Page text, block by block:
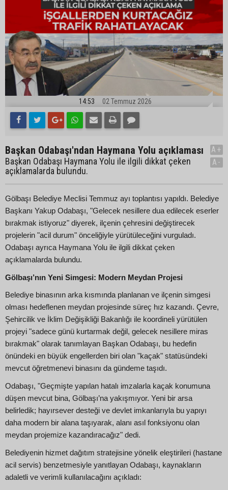
14:53 02 Temmuz 2026
Başkan Odabaşı'ndan Haymana Yolu açıklaması
Başkan Odabaşı Haymana Yolu ile ilgili dikkat çeken
açıklamalarda bulundu.
A+
A-
Gölbaşı Belediye Meclisi Temmuz ayı toplantısı yapıldı. Belediye
Başkanı Yakup Odabaşı, "Gelecek nesillere dua edilecek eserler
bırakmak istiyoruz" diyerek, ilçenin çehresini değiştirecek
projelerin "acil durum" önceliğiyle yürütüleceğini vurguladı.
Odabaşı ayrıca Haymana Yolu ile ilgili dikkat çeken
açıklamalarda bulundu.
Gölbaşı’nın Yeni Simgesi: Modern Meydan Projesi
Belediye binasının arka kısmında planlanan ve ilçenin simgesi
olması hedeflenen meydan projesinde süreç hız kazandı. Çevre,
Şehircilik ve İklim Değişikliği Bakanlığı ile koordineli yürütülen
projeyi "sadece günü kurtarmak değil, gelecek nesillere miras
bırakmak" olarak tanımlayan Başkan Odabaşı, bu hedefin
önündeki en büyük engellerden biri olan "kaçak" statüsündeki
mevcut öğretmenevi binasını da gündeme taşıdı.
Odabaşı, "Geçmişte yapılan hatalı imzalarla kaçak konumuna
düşen mevcut bina, Gölbaşı’na yakışmıyor. Yeni bir arsa
belirledik; hayırsever desteği ve devlet imkanlarıyla bu yapıyı
daha modern bir alana taşıyarak, alanı asıl fonksiyonu olan
meydan projemize kazandıracağız" dedi.
Belediyenin hizmet dağıtım stratejisine yönelik eleştirileri (hastane
acil servis) benzetmesiyle yanıtlayan Odabaşı, kaynakların
adaletli ve verimli kullanılacağını açıkladı: